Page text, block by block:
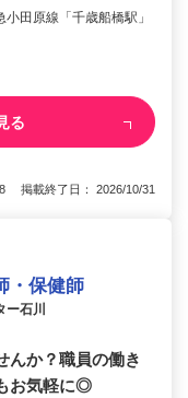
田原線「千歳船橋駅」
る
掲載終了日： 2026/10/31
・保健師
石川
んか？職員の働き
お気軽に◎